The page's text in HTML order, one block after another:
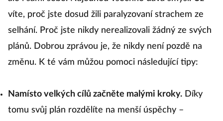
víte, proč jste dosud žili paralyzovaní strachem ze
selhání. Proč jste nikdy nerealizovali žádný ze svých
plánů. Dobrou zprávou je, že nikdy není pozdě na
změnu. K té vám můžou pomoci následující tipy:
Namísto velkých cílů začněte malými kroky. Díky
tomu svůj plán rozdělíte na menší úspěchy –